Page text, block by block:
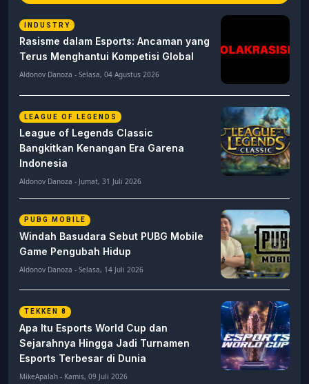
INDUSTRY
Rasisme dalam Esports: Ancaman yang
Terus Menghantui Kompetisi Global
Aldonov Danoza - Selasa, 04 Agustus 2026
LEAGUE OF LEGENDS
League of Legends Classic
Bangkitkan Kenangan Era Garena
Indonesia
Aldonov Danoza - Jumat, 31 Juli 2026
PUBG MOBILE
Windah Basudara Sebut PUBG Mobile
Game Pengubah Hidup
Aldonov Danoza - Selasa, 14 Juli 2026
TEKKEN 8
Apa Itu Esports World Cup dan
Sejarahnya Hingga Jadi Turnamen
Esports Terbesar di Dunia
MikeApalah - Kamis, 09 Juli 2026